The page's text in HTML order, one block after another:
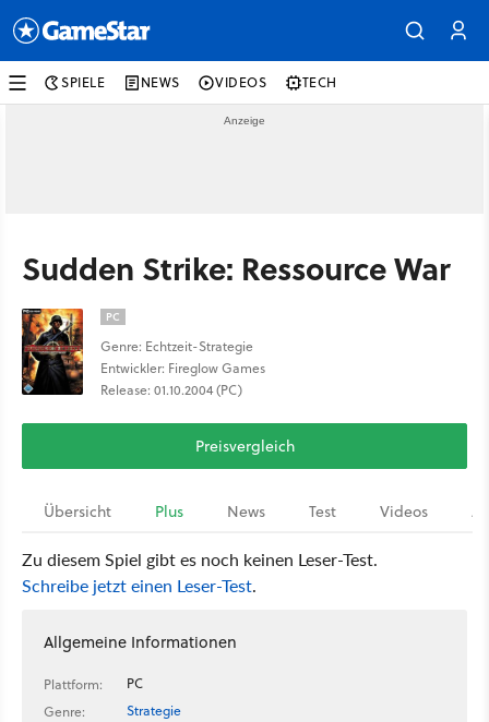
SPIELE NEWS VIDEOS TECH
Sudden Strike: Ressource War
PC
Genre: Echtzeit-Strategie
Entwickler: Fireglow Games
Release: 01.10.2004 (PC)
Preisvergleich
Übersicht Plus News Test Videos
Zu diesem Spiel gibt es noch keinen Leser-Test.
Schreibe jetzt einen Leser-Test.
Allgemeine Informationen
Plattform:
PC
Genre:
Strategie